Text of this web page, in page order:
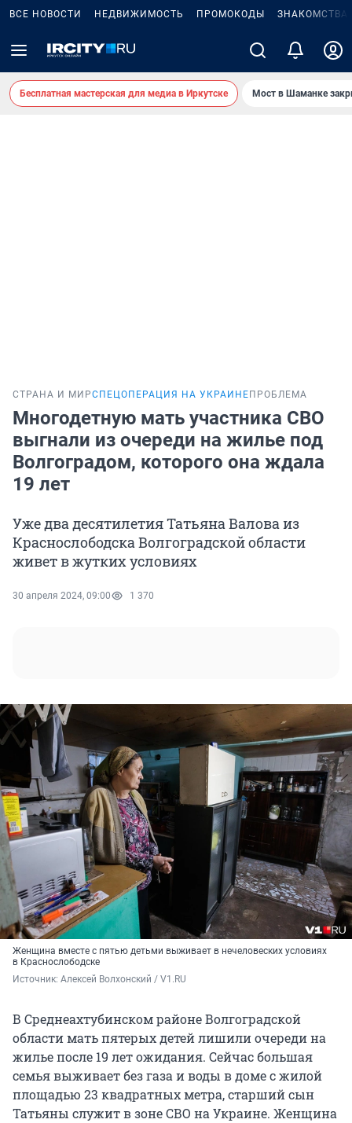
ВСЕ НОВОСТИ НЕДВИЖИМОСТЬ ПРОМОКОДЫ ЗНАКОМСТВА
Бесплатная мастерская для медиа в Иркутске Мост в Шаманке
СТРАНА И МИРСПЕЦОПЕРАЦИЯ НА УКРАИНЕ ПРОБЛЕМА
Многодетную мать участника СВО
выгнали из очереди на жилье под
Волгоградом, которого она ждала
19 лет
Уже два десятилетия Татьяна Валова из
Краснослободска Волгоградской области
живет в жутких условиях
30 апреля 2024, 09:00 1 370
Женщина вместе с пятью детьми выживает в нечеловеских условиях
в Краснослободске
Источник: Алексей Волхонский / V1.RU
В Среднеахтубинском районе Волгоградской
области мать пятерых детей лишили очереди на
жилье после 19 лет ожидания. Сейчас большая
семья выживает без газа и воды в доме с жилой
площадью 23 квадратных метра, старший сын
Татьяны служит в зоне СВО на Украине. Женщина